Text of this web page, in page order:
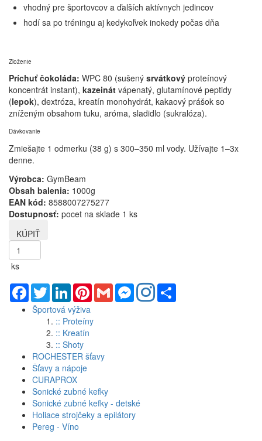
vhodný pre športovcov a ďalších aktívnych jedincov
hodí sa po tréningu aj kedykoľvek inokedy počas dňa
Zloženie
Príchuť čokoláda: WPC 80 (sušený srvátkový proteínový
koncentrát instant), kazeinát vápenatý, glutamínové peptidy
(lepok), dextróza, kreatín monohydrát, kakaový prášok so
zníženým obsahom tuku, aróma, sladidlo (sukralóza).
Dávkovanie
Zmiešajte 1 odmerku (38 g) s 300–350 ml vody. Užívajte 1–3x
denne.
Výrobca: GymBeam
Obsah balenia: 1000g
EAN kód: 8588007275277
Dostupnosť: pocet na sklade 1 ks
ks
Facebook
TwitterLinkedInPinterestGmail Messenger
Športová výživa
:: Proteíny
:: Kreatín
:: Shoty
ROCHESTER šťavy
Šťavy a nápoje
CURAPROX
Sonické zubné kefky
Sonické zubné kefky - detské
Holiace strojčeky a epilátory
Pereg - Víno